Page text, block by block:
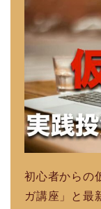
初心者からの
ガ講座」と最